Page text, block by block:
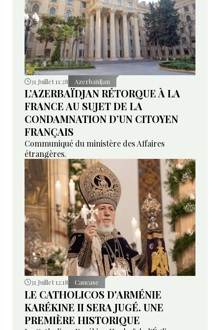
31 Juillet 11:28 Azerbaïdjan
L’AZERBAÏDJAN RÉTORQUE À LA
FRANCE AU SUJET DE LA
CONDAMNATION D’UN CITOYEN
FRANÇAIS
Communiqué du ministère des Affaires
étrangères.
31 Juillet 12:18 Caucase
LE CATHOLICOS D'ARMÉNIE
KARÉKINE II SERA JUGÉ. UNE
PREMIÈRE HISTORIQUE